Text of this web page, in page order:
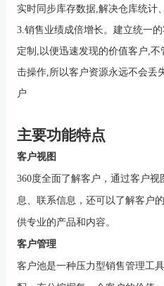
实时同步库存数据,解决仓库统计
3.销售业绩成倍增长。建立统一
定制,以便迅速发现的价值客户,
击操作,所以客户资源永远不会丢
户
主要功能特点
客户视图
360度全面了解客户，通过客户
息、联系信息，还可以了解客户
供专业的产品和内容。
客户管理
客户池是一种压力型销售管理工具